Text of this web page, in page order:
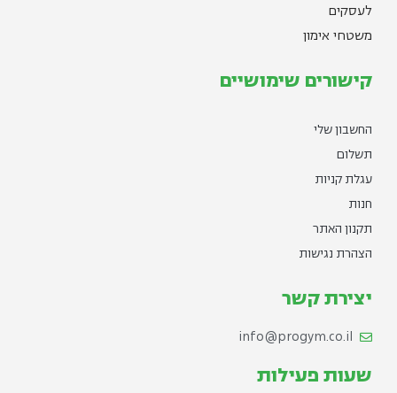
לעסקים
משטחי אימון
קישורים שימושיים
החשבון שלי
תשלום
עגלת קניות
חנות
תקנון האתר
הצהרת נגישות
יצירת קשר
info@progym.co.il
שעות פעילות